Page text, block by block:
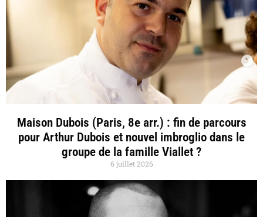
Maison Dubois (Paris, 8e arr.) : fin de parcours
pour Arthur Dubois et nouvel imbroglio dans le
groupe de la famille Viallet ?
6 juillet 2026